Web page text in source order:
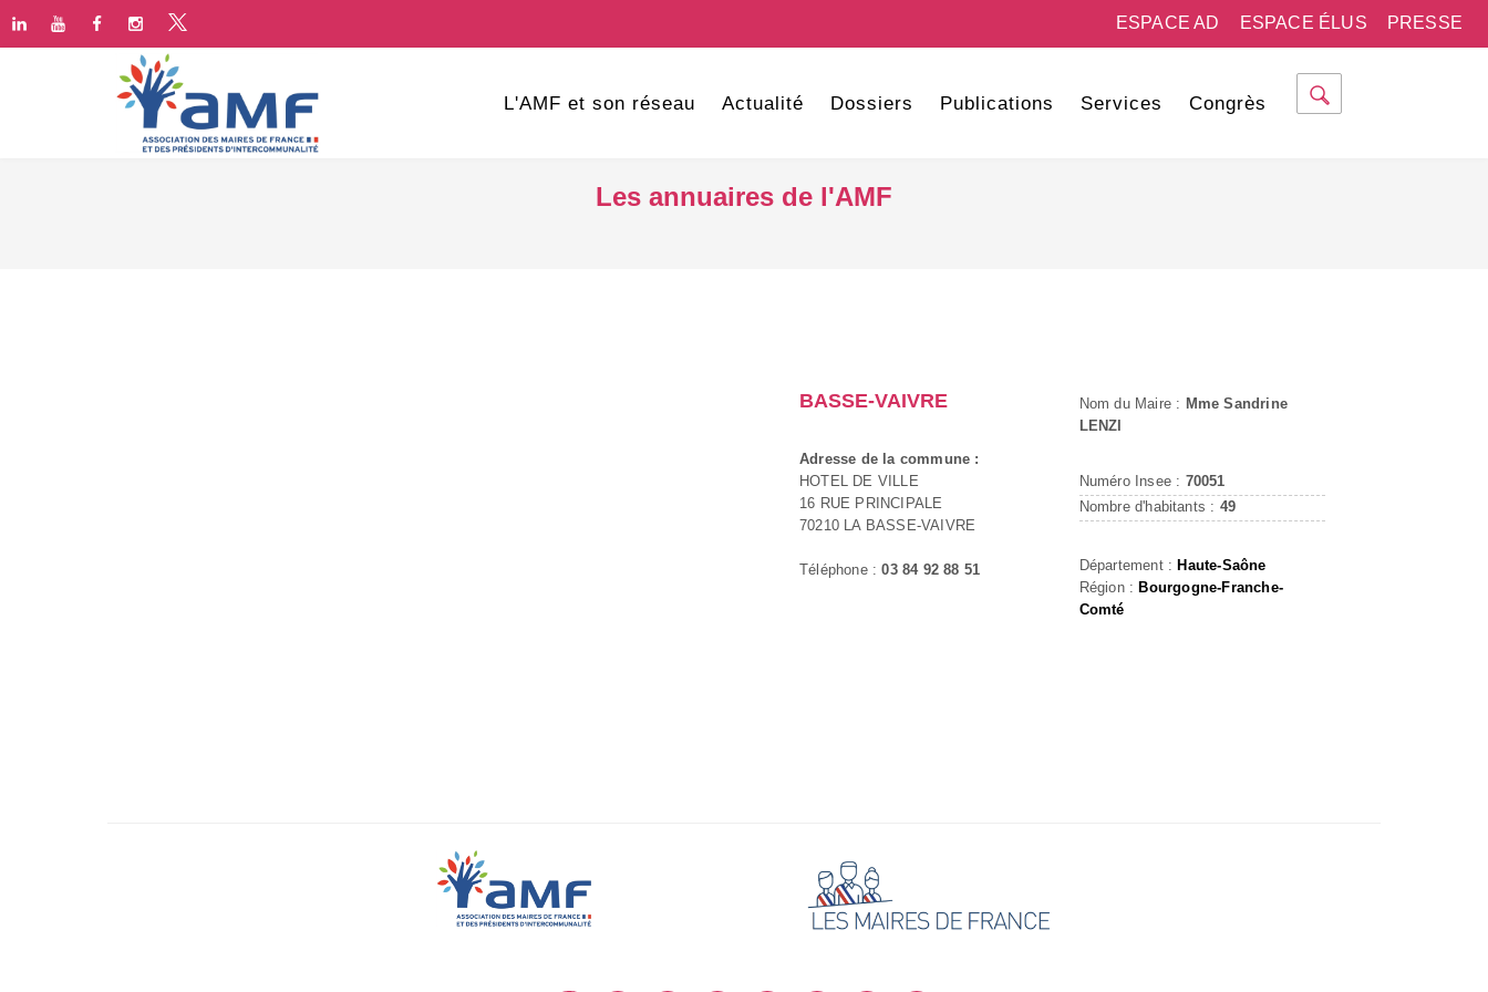
PRESSE
ESPACE ÉLUS
ESPACE AD
L'AMF et son réseau Actualité Dossiers Publications Services Congrès
Les annuaires de l'AMF
BASSE-VAIVRE
Adresse de la commune :
HOTEL DE VILLE
16 RUE PRINCIPALE
70210 LA BASSE-VAIVRE
Téléphone :03 84 92 88 51
Nom du Maire : Mme Sandrine
LENZI
Numéro Insee : 70051
Nombre d'habitants : 49
Département : Haute-Saône
Région : Bourgogne-Franche-
Comté